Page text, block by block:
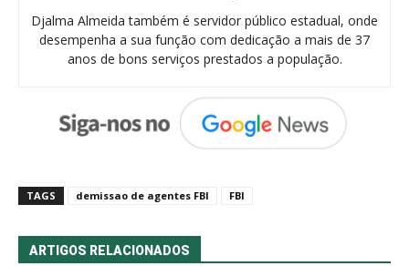
Djalma Almeida também é servidor público estadual, onde
desempenha a sua função com dedicação a mais de 37
anos de bons serviços prestados a população.
TAGS demissao de agentes FBI FBI
ARTIGOS RELACIONADOS